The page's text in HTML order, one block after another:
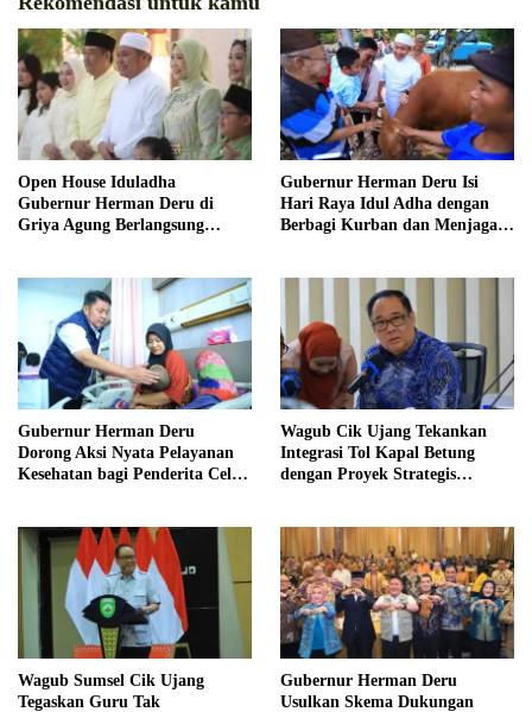
Open House Iduladha
Gubernur Herman Deru di
Griya Agung Berlangsung
Gubernur Herman Deru Isi
Hari Raya Idul Adha dengan
Berbagi Kurban dan Menjaga
Gubernur Herman Deru
Dorong Aksi Nyata Pelayanan
Kesehatan bagi Penderita Celah
Wagub Cik Ujang Tekankan
Integrasi Tol Kapal Betung
dengan Proyek Strategis
Wagub Sumsel Cik Ujang
Tegaskan Guru Tak
Gubernur Herman Deru
Usulkan Skema Dukungan